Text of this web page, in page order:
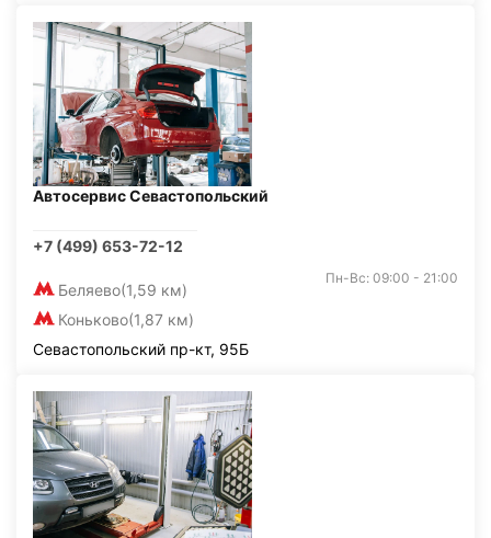
Автосервис Севастопольский
+7 (499) 653-72-12
Беляево(1,59 км)
Коньково(1,87 км)
Пн-Вс: 09:00 - 21:00
Севастопольский пр-кт, 95Б